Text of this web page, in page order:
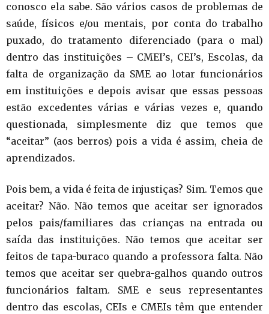
conosco ela sabe. São vários casos de problemas de
saúde, físicos e/ou mentais, por conta do trabalho
puxado, do tratamento diferenciado (para o mal)
dentro das instituições – CMEI’s, CEI’s, Escolas, da
falta de organização da SME ao lotar funcionários
em instituições e depois avisar que essas pessoas
estão excedentes várias e várias vezes e, quando
questionada, simplesmente diz que temos que
“aceitar” (aos berros) pois a vida é assim, cheia de
aprendizados.
Pois bem, a vida é feita de injustiças? Sim. Temos que
aceitar? Não. Não temos que aceitar ser ignorados
pelos pais/familiares das crianças na entrada ou
saída das instituições. Não temos que aceitar ser
feitos de tapa-buraco quando a professora falta. Não
temos que aceitar ser quebra-galhos quando outros
funcionários faltam. SME e seus representantes
dentro das escolas, CEIs e CMEIs têm que entender